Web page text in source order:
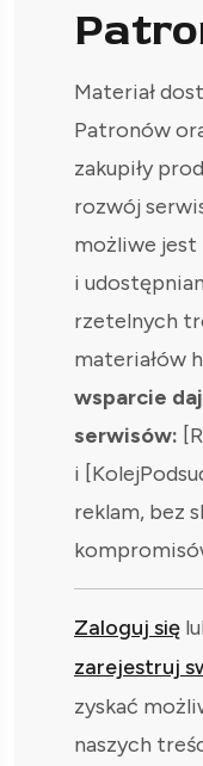
Materiał
Patronów
zakupiły
rozwój
możliwe
i
rzetelnych
materiałów
wsparcie
serwisów:
i
reklam, bez
Zaloguj się
zarejestruj
zyskać
naszych